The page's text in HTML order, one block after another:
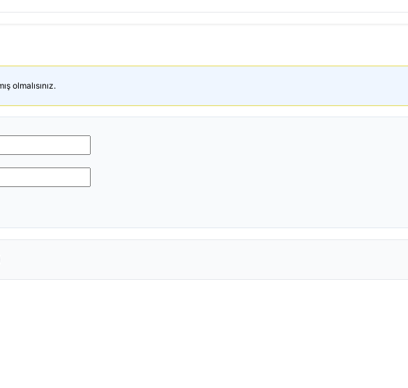
olmalısınız.